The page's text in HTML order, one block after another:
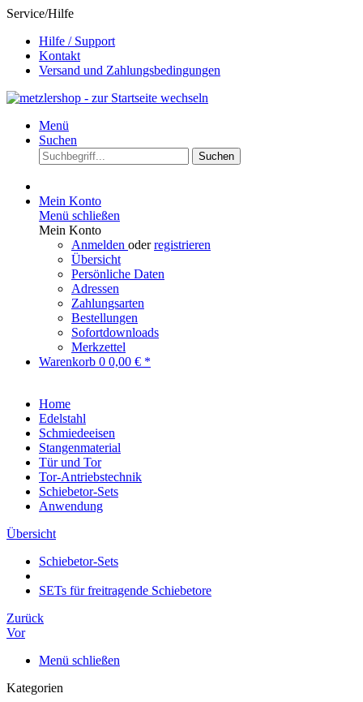
Service/Hilfe
Hilfe / Support
Kontakt
Versand und Zahlungsbedingungen
Menü
Suchen
Suchen
Mein Konto
Menü schließen
Mein Konto
Anmelden oderregistrieren
Übersicht
Persönliche Daten
Adressen
Zahlungsarten
Bestellungen
Sofortdownloads
Merkzettel
Warenkorb 0 0,00 € *
Home
Edelstahl
Schmiedeeisen
Stangenmaterial
Tür und Tor
Tor-Antriebstechnik
Schiebetor-Sets
Anwendung
Übersicht
Schiebetor-Sets
SETs für freitragende Schiebetore
Zurück
Vor
Menü schließen
Kategorien